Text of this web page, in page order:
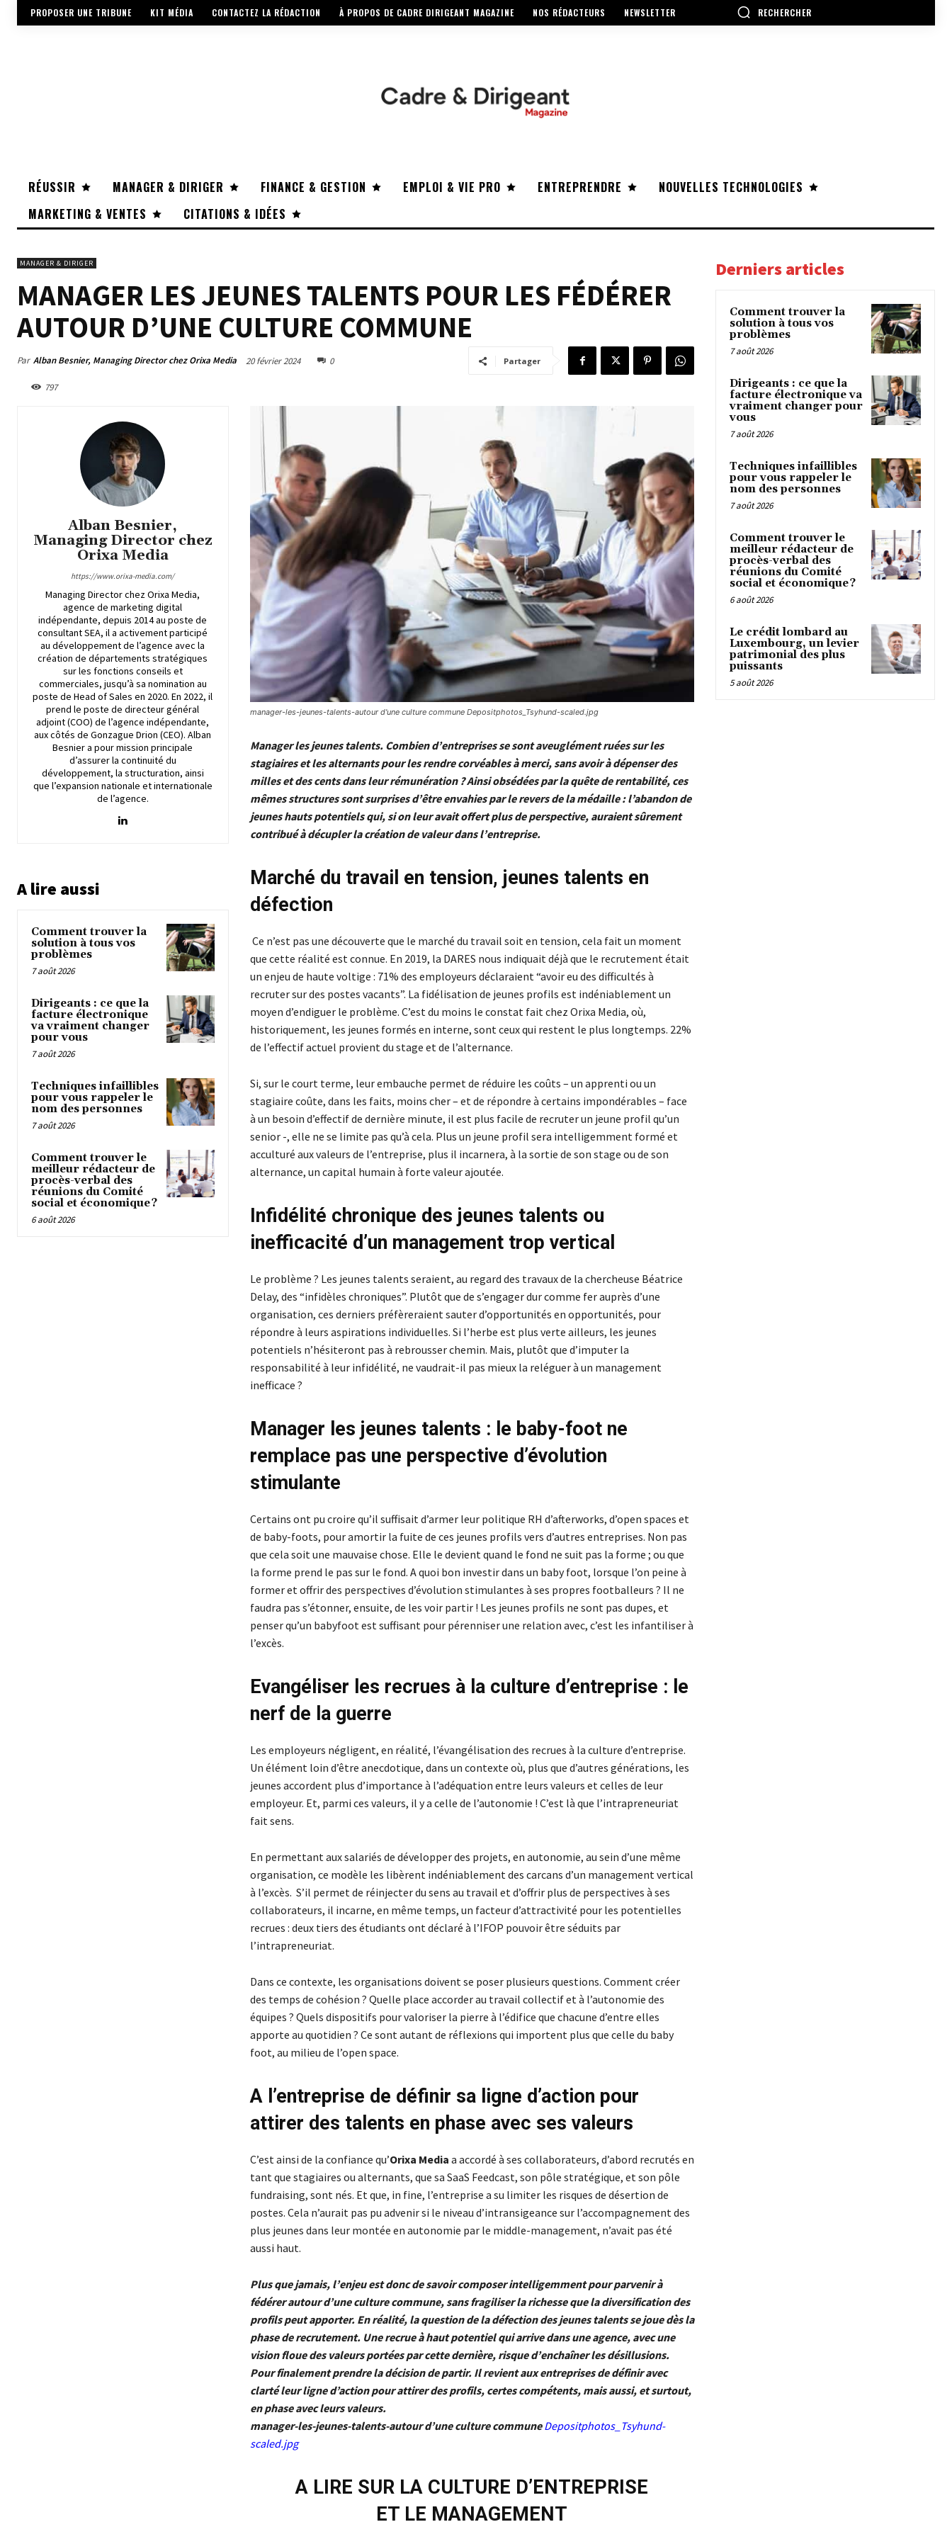
PROPOSER UNE TRIBUNE KIT MÉDIA CONTACTEZ LA RÉDACTION À PROPOS DE CADRE DIRIGEANT MAGAZINE NOS RÉDACTEURS NEWSLETTER RECHERCHER
RÉUSSIR MANAGER & DIRIGER FINANCE & GESTION EMPLOI & VIE PRO ENTREPRENDRE
NOUVELLES TECHNOLOGIES
MARKETING & VENTES
CITATIONS & IDÉES
MANAGER & DIRIGER
MANAGER LES JEUNES TALENTS POUR LES FÉDÉRER
AUTOUR D’UNE CULTURE COMMUNE
Par Alban Besnier, Managing Director chez Orixa Media 20 février 2024 0
797
Partager
Alban Besnier,
Managing Director chez
Orixa Media
https://www.orixa-media.com/
Managing Director chez Orixa Media,
agence de marketing digital
indépendante, depuis 2014 au poste de
consultant SEA, il a activement participé
au développement de l’agence avec la
création de départements stratégiques
sur les fonctions conseils et
commerciales, jusqu’à sa nomination au
poste de Head of Sales en 2020. En 2022, il
prend le poste de directeur général
adjoint (COO) de l’agence indépendante,
aux côtés de Gonzague Drion (CEO). Alban
Besnier a pour mission principale
d’assurer la continuité du
développement, la structuration, ainsi
que l’expansion nationale et internationale
de l’agence.
A lire aussi
Comment trouver la
solution à tous vos
problèmes
7 août 2026
Dirigeants : ce que la
facture électronique
va vraiment changer
pour vous
7 août 2026
Techniques infaillibles
pour vous rappeler le
nom des personnes
7 août 2026
Comment trouver le
meilleur rédacteur de
procès-verbal des
réunions du Comité
social et économique ?
6 août 2026
manager-les-jeunes-talents-autour d'une culture commune Depositphotos_Tsyhund-scaled.jpg
Manager les jeunes talents. Combien d’entreprises se sont aveuglément ruées sur les
stagiaires et les alternants pour les rendre corvéables à merci, sans avoir à dépenser des
milles et des cents dans leur rémunération ? Ainsi obsédées par la quête de rentabilité, ces
mêmes structures sont surprises d’être envahies par le revers de la médaille : l’abandon de
jeunes hauts potentiels qui, si on leur avait offert plus de perspective, auraient sûrement
contribué à décupler la création de valeur dans l’entreprise.
Marché du travail en tension, jeunes talents en
défection
Ce n’est pas une découverte que le marché du travail soit en tension, cela fait un moment
que cette réalité est connue. En 2019, la DARES nous indiquait déjà que le recrutement était
un enjeu de haute voltige : 71% des employeurs déclaraient “avoir eu des difficultés à
recruter sur des postes vacants”. La fidélisation de jeunes profils est indéniablement un
moyen d’endiguer le problème. C’est du moins le constat fait chez Orixa Media, où,
historiquement, les jeunes formés en interne, sont ceux qui restent le plus longtemps. 22%
de l’effectif actuel provient du stage et de l’alternance.
Si, sur le court terme, leur embauche permet de réduire les coûts – un apprenti ou un
stagiaire coûte, dans les faits, moins cher – et de répondre à certains impondérables – face
à un besoin d’effectif de dernière minute, il est plus facile de recruter un jeune profil qu’un
senior -, elle ne se limite pas qu’à cela. Plus un jeune profil sera intelligemment formé et
acculturé aux valeurs de l’entreprise, plus il incarnera, à la sortie de son stage ou de son
alternance, un capital humain à forte valeur ajoutée.
Infidélité chronique des jeunes talents ou
inefficacité d’un management trop vertical
Le problème ? Les jeunes talents seraient, au regard des travaux de la chercheuse Béatrice
Delay, des “infidèles chroniques”. Plutôt que de s’engager dur comme fer auprès d’une
organisation, ces derniers préfèreraient sauter d’opportunités en opportunités, pour
répondre à leurs aspirations individuelles. Si l’herbe est plus verte ailleurs, les jeunes
potentiels n’hésiteront pas à rebrousser chemin. Mais, plutôt que d’imputer la
responsabilité à leur infidélité, ne vaudrait-il pas mieux la reléguer à un management
inefficace ?
Manager les jeunes talents : le baby-foot ne
remplace pas une perspective d’évolution
stimulante
Certains ont pu croire qu’il suffisait d’armer leur politique RH d’afterworks, d’open spaces et
de baby-foots, pour amortir la fuite de ces jeunes profils vers d’autres entreprises. Non pas
que cela soit une mauvaise chose. Elle le devient quand le fond ne suit pas la forme ; ou que
la forme prend le pas sur le fond. A quoi bon investir dans un baby foot, lorsque l’on peine à
former et offrir des perspectives d’évolution stimulantes à ses propres footballeurs ? Il ne
faudra pas s’étonner, ensuite, de les voir partir ! Les jeunes profils ne sont pas dupes, et
penser qu’un babyfoot est suffisant pour pérenniser une relation avec, c’est les infantiliser à
l’excès.
Evangéliser les recrues à la culture d’entreprise : le
nerf de la guerre
Les employeurs négligent, en réalité, l’évangélisation des recrues à la culture d’entreprise.
Un élément loin d’être anecdotique, dans un contexte où, plus que d’autres générations, les
jeunes accordent plus d’importance à l’adéquation entre leurs valeurs et celles de leur
employeur. Et, parmi ces valeurs, il y a celle de l’autonomie ! C’est là que l’intrapreneuriat
fait sens.
En permettant aux salariés de développer des projets, en autonomie, au sein d’une même
organisation, ce modèle les libèrent indéniablement des carcans d’un management vertical
à l’excès. S’il permet de réinjecter du sens au travail et d’offrir plus de perspectives à ses
collaborateurs, il incarne, en même temps, un facteur d’attractivité pour les potentielles
recrues : deux tiers des étudiants ont déclaré à l’IFOP pouvoir être séduits par
l’intrapreneuriat.
Dans ce contexte, les organisations doivent se poser plusieurs questions. Comment créer
des temps de cohésion ? Quelle place accorder au travail collectif et à l’autonomie des
équipes ? Quels dispositifs pour valoriser la pierre à l’édifice que chacune d’entre elles
apporte au quotidien ? Ce sont autant de réflexions qui importent plus que celle du baby
foot, au milieu de l’open space.
A l’entreprise de définir sa ligne d’action pour
attirer des talents en phase avec ses valeurs
C’est ainsi de la confiance qu’Orixa Media a accordé à ses collaborateurs, d’abord recrutés en
tant que stagiaires ou alternants, que sa SaaS Feedcast, son pôle stratégique, et son pôle
fundraising, sont nés. Et que, in fine, l’entreprise a su limiter les risques de désertion de
postes. Cela n’aurait pas pu advenir si le niveau d’intransigeance sur l’accompagnement des
plus jeunes dans leur montée en autonomie par le middle-management, n’avait pas été
aussi haut.
Plus que jamais, l’enjeu est donc de savoir composer intelligemment pour parvenir à
fédérer autour d’une culture commune, sans fragiliser la richesse que la diversification des
profils peut apporter. En réalité, la question de la défection des jeunes talents se joue dès la
phase de recrutement. Une recrue à haut potentiel qui arrive dans une agence, avec une
vision floue des valeurs portées par cette dernière, risque d’enchaîner les désillusions.
Pour finalement prendre la décision de partir. Il revient aux entreprises de définir avec
clarté leur ligne d’action pour attirer des profils, certes compétents, mais aussi, et surtout,
en phase avec leurs valeurs.
manager-les-jeunes-talents-autour d’une culture communeDepositphotos_Tsyhund-
scaled.jpg
A LIRE SUR LA CULTURE D’ENTREPRISE
ET LE MANAGEMENT
Derniers articles
Comment trouver la
solution à tous vos
problèmes
7 août 2026
Dirigeants : ce que la
facture électronique va
vraiment changer pour
vous
7 août 2026
Techniques infaillibles
pour vous rappeler le
nom des personnes
7 août 2026
Comment trouver le
meilleur rédacteur de
procès-verbal des
réunions du Comité
social et économique ?
6 août 2026
Le crédit lombard au
Luxembourg, un levier
patrimonial des plus
puissants
5 août 2026